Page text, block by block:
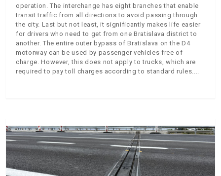
operation. The interchange has eight branches that enable
transit traffic from all directions to avoid passing through
the city. Last but not least, it significantly makes life easier
for drivers who need to get from one Bratislava district to
another. The entire outer bypass of Bratislava on the D4
motorway can be used by passenger vehicles free of
charge. However, this does not apply to trucks, which are
required to pay toll charges according to standard rules.